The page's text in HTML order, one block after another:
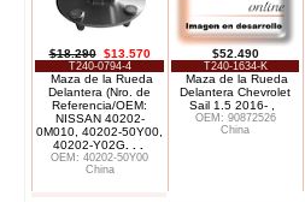
$18.290 $13.570
T240-0794-4
Maza de la Rueda
Delantera (Nro. de
Referencia/OEM:
NISSAN 40202-
0M010, 40202-50Y00,
40202-Y02G
OEM: 40202-50Y00
China
$52.490
T240-1634-K
Maza de la Rueda
Delantera Chevrolet
Sail 1.5 2016- ,
OEM: 90872526
China